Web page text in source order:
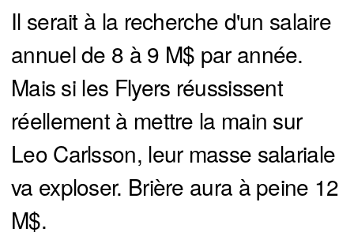
Il serait à la recherche d'un salaire
annuel de 8 à 9 M$ par année.
Mais si les Flyers réussissent
réellement à mettre la main sur
Leo Carlsson, leur masse salariale
va exploser. Brière aura à peine 12
M$.